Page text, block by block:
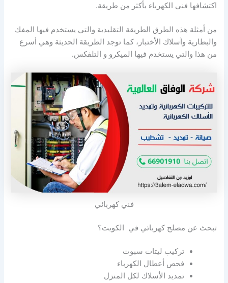
اكتشافها فني الكهرباء بأكثر من طريقة.
من أمثلة هذه الطرق الطريقة التقليدية والتي يستخدم فيها المفك
والبطارية وأسلاك الأختبار، كما توجد الطريقة الحديثة وهي أسرع
من هذا والتي يستخدم فيها الميكرو و التلفكس.
فني كهربائي
تبحث عن مصلح كهربائي في الكويت؟
تركيب ليتات سبوت
فحص أعطال الكهرباء
تمديد الأسلاك لكل المنزل